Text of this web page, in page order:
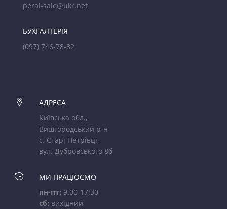
peral-sale@ukr.net
БУХГАЛТЕРІЯ
(097) 746-78-82

АДРЕСА
Київська обл.,
Вишгородський р-н
с. Старі Петрівці,
вул. Дубровського 8б

МИ ПРАЦЮЄМО
пн-пт: 9:00-17:30
сб: вихідний